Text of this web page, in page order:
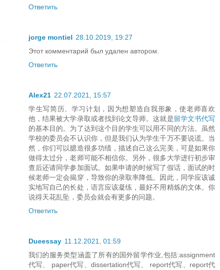
Ответить
jorge montiel 28.10.2019, 19:27
Этот комментарий был удален автором.
Ответить
Alex21 22.07.2021, 15:57
学生写简历、学习计划，因为想塑造自我形象，使老师喜欢
他，结果被大学录取或者找到论文导师。这就是留学文书代写
的基本目的。为了达到这个目的学生可以用不同的方法。虽然
学校的委员会不认识你，但是我们认为学生千万不要说谎。当
然，你们可以臆造很多功绩，描述自己这么完美，可是如果你
做得太过分，老师可能不相信你。另外，很多大学进行初步审
查后还请同学参加面试。如果申请的时候写了假话，面试的时
候老师一定会揭穿，导致你的录取率降低。因此，同学应该诚
实地写自己的长处，语言应该凝练，最好不用精炼的文体。你
说得天花乱坠，委员会就会有更多的问题。
Ответить
Dueessay 11.12.2021, 01:59
我们的服务类型涵盖了所有的国外留学作业,包括:assignment
代写、 paper代写、dissertation代写、 report代写、report代